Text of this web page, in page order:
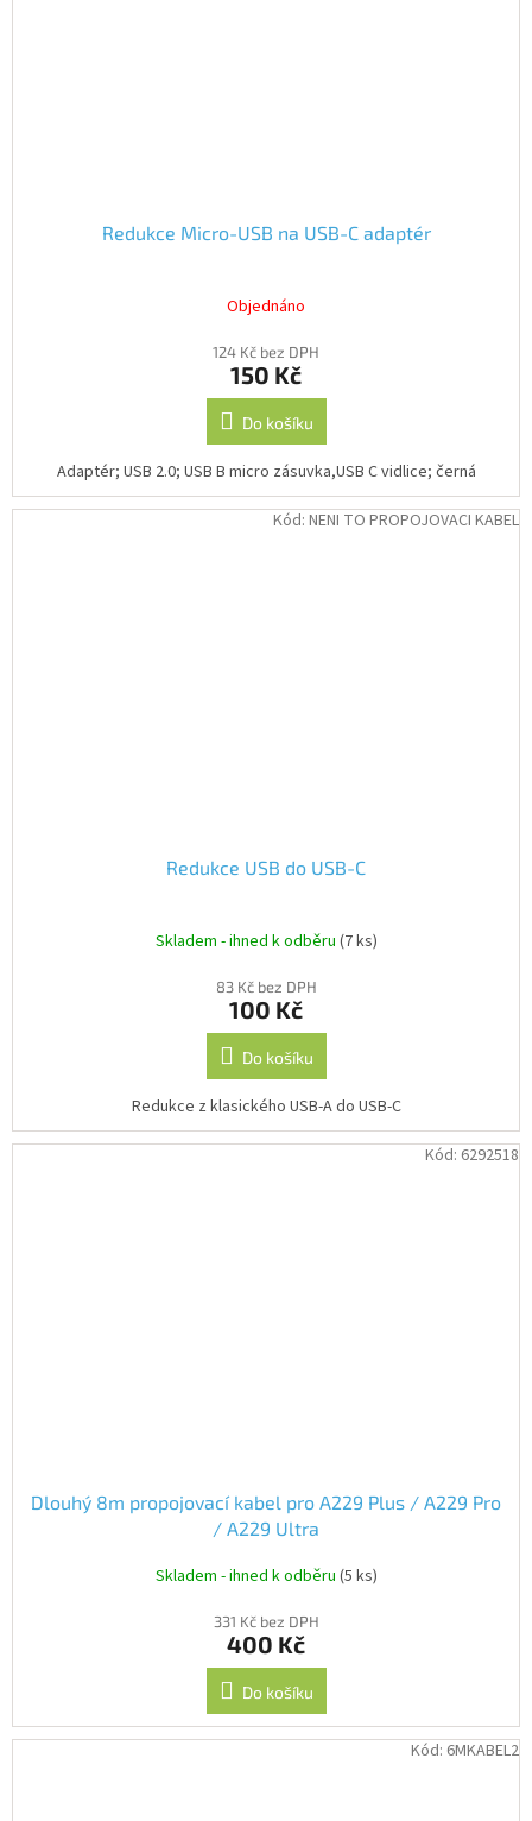
Redukce Micro-USB na USB-C adaptér
Objednáno
124 Kč bez DPH
150 Kč
Do košíku
Adaptér; USB 2.0; USB B micro zásuvka,USB C vidlice; černá
Redukce USB do USB-C
Skladem - ihned k odběru (7 ks)
83 Kč bez DPH
100 Kč
Do košíku
Redukce z klasického USB-A do USB-C
Kód: NENI TO PROPOJOVACI KABEL
Dlouhý 8m propojovací kabel pro A229 Plus / A229 Pro
/ A229 Ultra
Skladem - ihned k odběru (5 ks)
331 Kč bez DPH
400 Kč
Do košíku
Kód: 6292518
Kód: 6MKABEL2